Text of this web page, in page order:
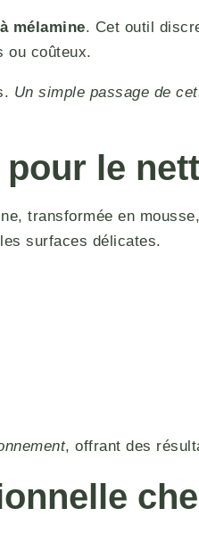
mélamine. Cet outil
ou coûteux.
Un simple passage de
le
transformée en
surfaces délicates.
, offrant des